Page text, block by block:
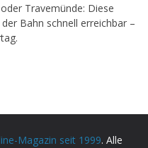
Travemünde: Diese
Bahn schnell erreichbar –
Magazin seit 1999. Alle